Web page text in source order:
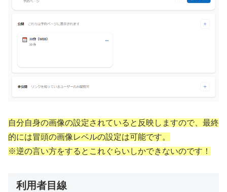
自分自身の画像の設定されていると反映しますので、最終
的には冒頭の画像レベルの設定は可能です。
※逆の言い方をするとこれぐらいしかできないのです！
利用者目線